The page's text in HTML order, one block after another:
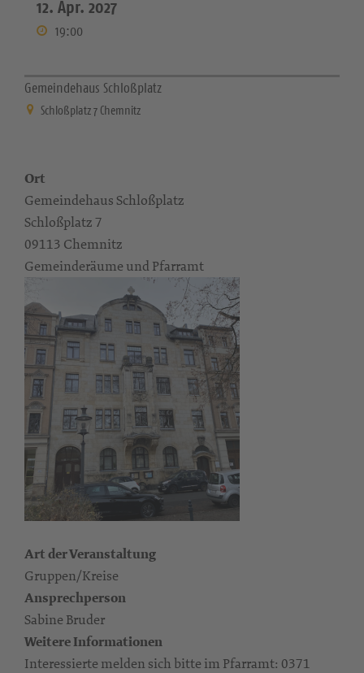
12. Apr. 2027
19:00
Gemeindehaus Schloßplatz
Schloßplatz 7 Chemnitz
Ort
Gemeindehaus Schloßplatz
Schloßplatz 7
09113 Chemnitz
Gemeinderäume und Pfarramt
Art der Veranstaltung
Gruppen/Kreise
Ansprechperson
Sabine Bruder
Weitere Informationen
Interessierte melden sich bitte im Pfarramt: 0371